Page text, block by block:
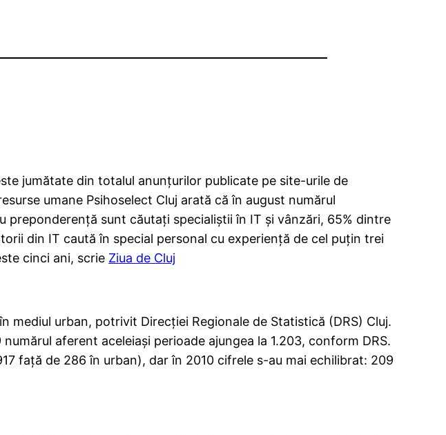
jumătate din totalul anunţurilor publicate pe site-urile de
umane Psihoselect Cluj arată că în august numărul
preponderenţă sunt căutaţi specialiştii în IT şi vânzări, 65% dintre
din IT caută în special personal cu experienţă de cel puţin trei
cinci ani, scrie Ziua de Cluj
urban, potrivit Direcţiei Regionale de Statistică (DRS) Cluj.
aferent aceleiaşi perioade ajungea la 1.203, conform DRS.
faţă de 286 în urban), dar în 2010 cifrele s-au mai echilibrat: 209